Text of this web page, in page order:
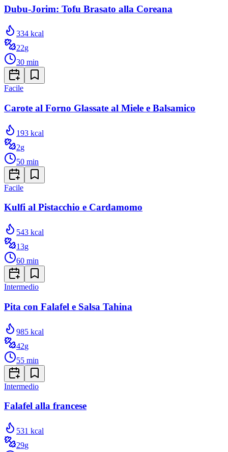
Dubu-Jorim: Tofu Brasato alla Coreana
334 kcal
22g
30 min
Facile
Carote al Forno Glassate al Miele e Balsamico
193 kcal
2g
50 min
Facile
Kulfi al Pistacchio e Cardamomo
543 kcal
13g
60 min
Intermedio
Pita con Falafel e Salsa Tahina
985 kcal
42g
55 min
Intermedio
Falafel alla francese
531 kcal
29g